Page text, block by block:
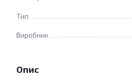
Тип
Виробник
Опис